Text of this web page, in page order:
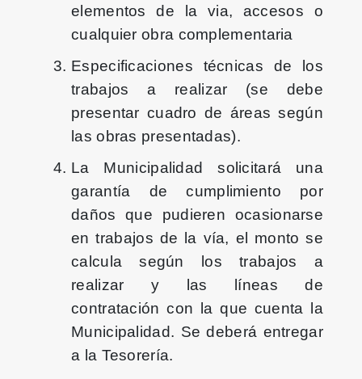
elementos de la via, accesos o
cualquier obra complementaria
Especificaciones técnicas de los
trabajos a realizar (se debe
presentar cuadro de áreas según
las obras presentadas).
La Municipalidad solicitará una
garantía de cumplimiento por
daños que pudieren ocasionarse
en trabajos de la vía, el monto se
calcula según los trabajos a
realizar y las líneas de
contratación con la que cuenta la
Municipalidad. Se deberá entregar
a la Tesorería.